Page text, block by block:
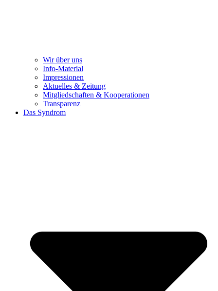
Wir über uns
Info-Material
Impressionen
Aktuelles & Zeitung
Mitgliedschaften & Kooperationen
Transparenz
Das Syndrom